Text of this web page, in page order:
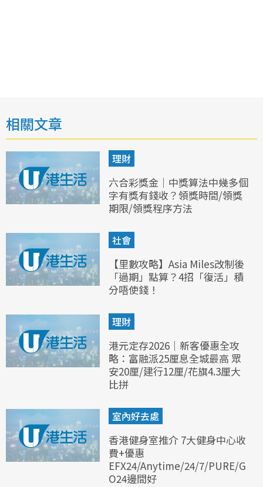
相關文章
理財
六合彩獎金｜中獎算法中幾多個
字有獎有錢收？領獎時間/領獎
期限/領獎程序方法
社會
【里數攻略】Asia Miles改制後
「過期」點算？4招「復活」積
分唔使錢！
理財
港元定存2026｜新客優惠全攻
略：富融派25厘息全城最高 眾
安20厘/建行12厘/花旗4.3厘大
比拼
室內好去處
香港健身室推介 7大健身中心收
費+優惠
EFX24/Anytime/24/7/PURE/G
O24邊間好